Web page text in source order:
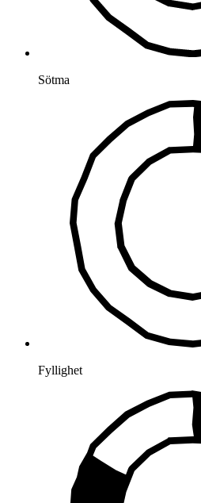
Sötma
Fyllighet